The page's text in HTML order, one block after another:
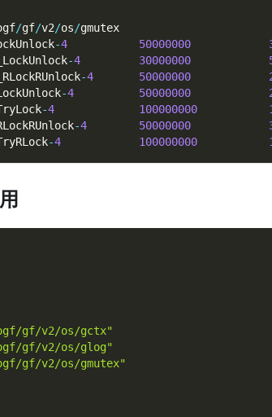
/gf/v2/os/gmutex
-4 50000000
-4 30000000
-4 50000000
-4 50000000
-4 100000000
-4 50000000
-4 100000000
gf/v2/os/gctx"
gf/v2/os/glog"
gf/v2/os/gmutex"